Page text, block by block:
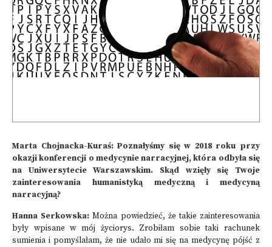
Marta Chojnacka-Kuraś: Poznałyśmy się w 2018 roku przy
okazji konferencji o medycynie narracyjnej, która odbyła się
na Uniwersytecie Warszawskim. Skąd wzięły się Twoje
zainteresowania humanistyką medyczną i medycyną
narracyjną?
Hanna Serkowska:Można powiedzieć, że takie zainteresowania
były wpisane w mój życiorys. Zrobiłam sobie taki rachunek
sumienia i pomyślałam, że nie udało mi się na medycynę pójść z